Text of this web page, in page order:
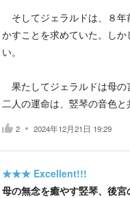
そしてジェラルドは、８年
かすことを求めていた。し
い。
果たしてジェラルドは母の
二人の運命は、竪琴の音色と
2 2024年12月21日 19:29
★★★ Excellent!!!
母の無念を癒やす竪琴、後宮